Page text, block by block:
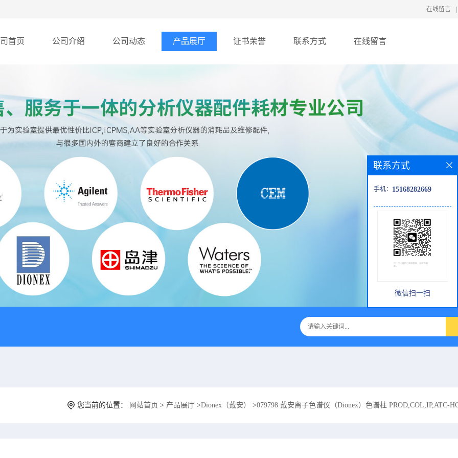
在线留言
首页 公司介绍 公司动态 产品展厅 证书荣誉 联系方式 在线留言
您当前的位置： 网站首页 > 产品展厅 >Dionex（戴安） >079798 戴安离子色谱仪（Dionex）色谱柱 PROD,COL,IP,ATC-
联系方式
手机： 15168282669
微信扫一扫